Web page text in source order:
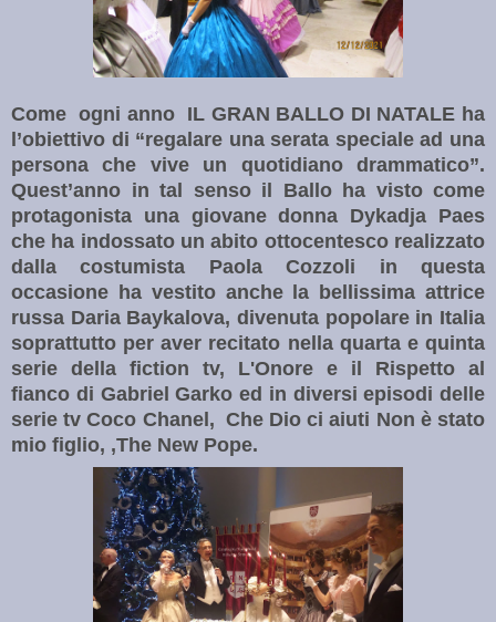
Come ogni anno IL GRAN BALLO DI NATALE ha
l’obiettivo di “regalare una serata speciale ad una
persona che vive un quotidiano drammatico”.
Quest’anno in tal senso il Ballo ha visto come
protagonista una giovane donna Dykadja Paes
che ha indossato un abito ottocentesco realizzato
dalla costumista Paola Cozzoli in questa
occasione ha vestito anche la bellissima attrice
russa Daria Baykalova, divenuta popolare in Italia
soprattutto per aver recitato nella quarta e quinta
serie della fiction tv, L'Onore e il Rispetto al
fianco di Gabriel Garko ed in diversi episodi delle
serie tv Coco Chanel, Che Dio ci aiuti Non è stato
mio figlio, ,The New Pope.